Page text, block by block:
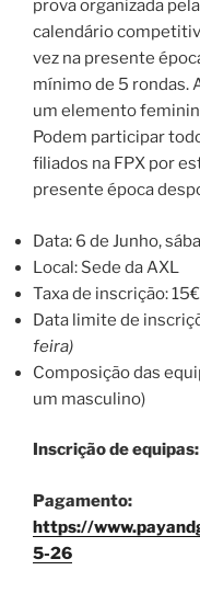
prova organizada
calendário
vez na presente
mínimo de 5 rondas.
um elemento
Podem participar
filiados na FPX por
presente época
Data: 6 de Junho,
Local: Sede da AXL
Taxa de inscrição: 15€
Data limite de
feira)
Composição das
um masculino)
Inscrição de equipas:
Pagamento:
https://
5-26